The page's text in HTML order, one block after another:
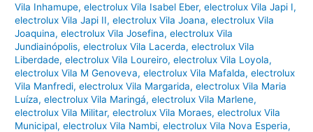
Vila Inhamupe,electrolux Vila Isabel Eber,electrolux Vila Japi I,
electrolux Vila Japi II,electrolux Vila Joana,electrolux Vila
Joaquina,electrolux Vila Josefina,electrolux Vila
Jundiainópolis,electrolux Vila Lacerda,electrolux Vila
Liberdade,electrolux Vila Loureiro,electrolux Vila Loyola,
electrolux Vila M Genoveva,electrolux Vila Mafalda,electrolux
Vila Manfredi,electrolux Vila Margarida,electrolux Vila Maria
Luíza,electrolux Vila Maringá,electrolux Vila Marlene,
electrolux Vila Militar,electrolux Vila Moraes,electrolux Vila
Municipal,electrolux Vila Nambi,electrolux Vila Nova Esperia,